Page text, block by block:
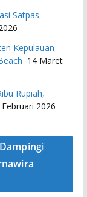
Satpas
Kepulauan
14 Maret
Rupiah,
2026